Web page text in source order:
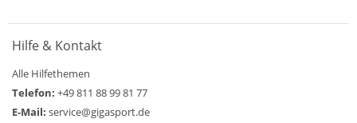
Hilfe & Kontakt
Alle Hilfethemen
Telefon: +49 811 88 99 81 77
E-Mail: service@gigasport.de